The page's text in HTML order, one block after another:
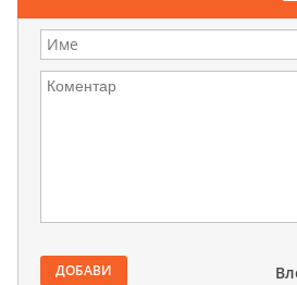
ДОБАВИ